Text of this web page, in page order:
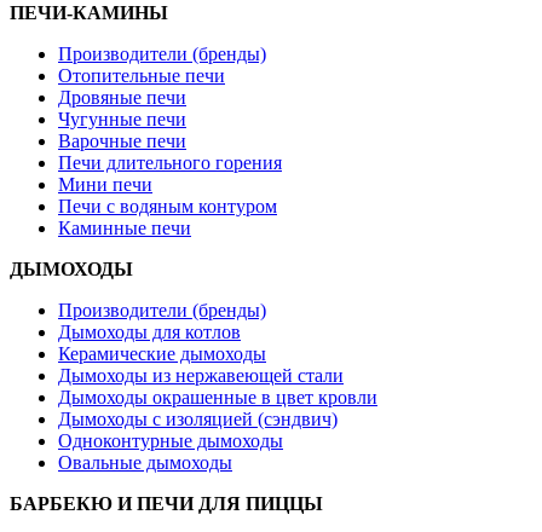
ПЕЧИ-КАМИНЫ
Производители (бренды)
Отопительные печи
Дровяные печи
Чугунные печи
Варочные печи
Печи длительного горения
Мини печи
Печи с водяным контуром
Каминные печи
ДЫМОХОДЫ
Производители (бренды)
Дымоходы для котлов
Керамические дымоходы
Дымоходы из нержавеющей стали
Дымоходы окрашенные в цвет кровли
Дымоходы с изоляцией (сэндвич)
Одноконтурные дымоходы
Овальные дымоходы
БАРБЕКЮ И ПЕЧИ ДЛЯ ПИЦЦЫ